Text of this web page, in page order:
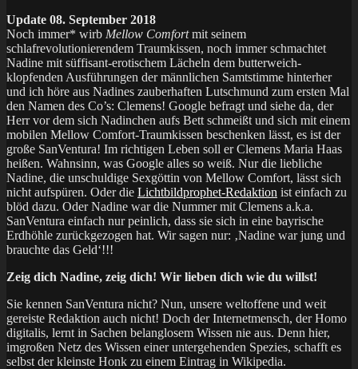
Update 08. September 2018
Noch immer* wirb Mellow Comfortmit seinem
schlafrevolutionierendem Traumkissen, noch immer schmachtet
Nadine mit süffisant-erotischem Lächeln dem butterweich-
klopfenden Ausführungen der männlichen Samtstimme hinterher
und ich höre aus Nadines zauberhaften Lutschmund zum ersten Mal
den Namen des Co’s: Clemens! Google befragt und siehe da, der
Herr vor dem sich Nadinchen aufs Bett schmeißt und sich mit einem
mobilen Mellow Comfort-Traumkissen beschenken lässt, es ist der
große SanVentura! Im richtigen Leben soll er Clemens Maria Haas
heißen. Wahnsinn, was Google alles so weiß. Nur die liebliche
Nadine, die unschuldige Sexgöttin von Mellow Comfort, lässt sich
nicht aufspüren. Oder die Lichtbildprophet-Redaktion ist einfach zu
blöd dazu. Oder Nadine war die Nummer mit Clemens a.k.a.
SanVentura einfach nur peinlich, dass sie sich in eine bayrische
Erdhöhle zurückgezogen hat. Wir sagen nur: ‚Nadine war jung und
brauchte das Geld‘!!!
Zeig dich Nadine, zeig dich! Wir lieben dich wie du willst!
Sie kennen SanVentura nicht? Nun, unsere weltoffene und weit
gereiste Redaktion auch nicht! Doch der Internetmensch, der Homo
digitalis, lernt in Sachen belanglosem Wissen nie aus. Denn hier,
imgroßen Netz des Wissen einer untergehenden Spezies, schafft es
selbst der kleinste Honk zu einem Eintrag in Wikipedia.